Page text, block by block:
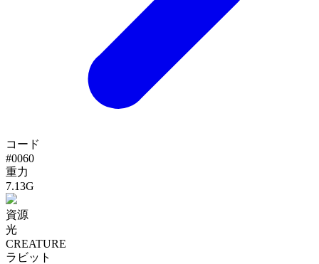
コード
#0060
重力
7.13G
資源
光
CREATURE
ラビット